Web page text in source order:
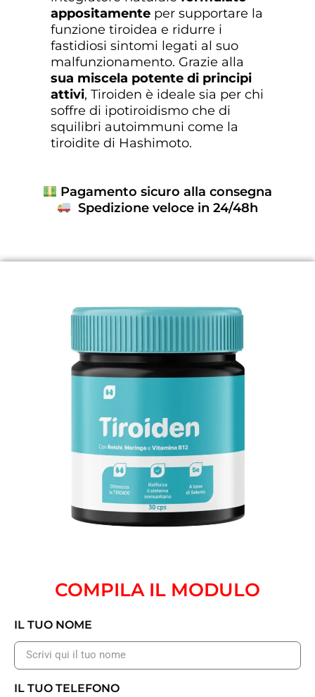
appositamenteper supportare la
funzione tiroidea e ridurre i
fastidiosi sintomi legati al suo
malfunzionamento. Grazie alla
sua miscela potente di principi
attivi, Tiroiden è ideale sia per chi
soffre di ipotiroidismo che di
squilibri autoimmuni come la
tiroidite di Hashimoto.
Pagamento sicuro alla consegna
Spedizione veloce in 24/48h
COMPILA IL MODULO
IL TUO NOME
IL TUO TELEFONO